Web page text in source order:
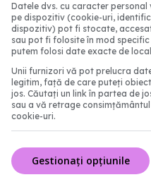
nu este cum a fost
de care are nevoie
hrană, la un
duce la
oboseală
cereale integrale și
alimente bogate în
Datele dvs. cu caracter
pe dispozitiv (cookie-uri,
dispozitiv) pot fi stocate,
sau pot fi folosite în mod
putem folosi date exacte de
Unii furnizori vă pot prelucra
legitim, față de care puteți
jos. Căutați un link în partea de
sau a vă retrage
cookie-uri.
Gestionați opțiunile